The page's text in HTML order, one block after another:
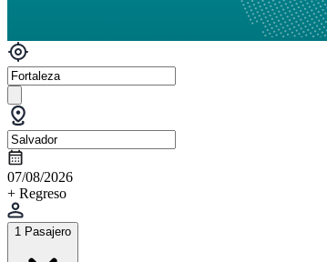
07/08/2026
+ Regreso
1 Pasajero